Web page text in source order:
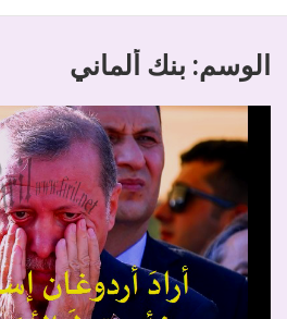
الوسم: بنك ألماني